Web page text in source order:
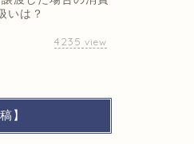
いは？
4235 view
】